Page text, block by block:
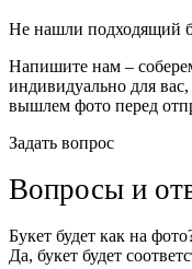
Не нашли подходящий
Напишите нам –
индивидуально для
вышлем фото перед
Задать вопрос
Вопросы и
Букет будет как на
Да, букет будет